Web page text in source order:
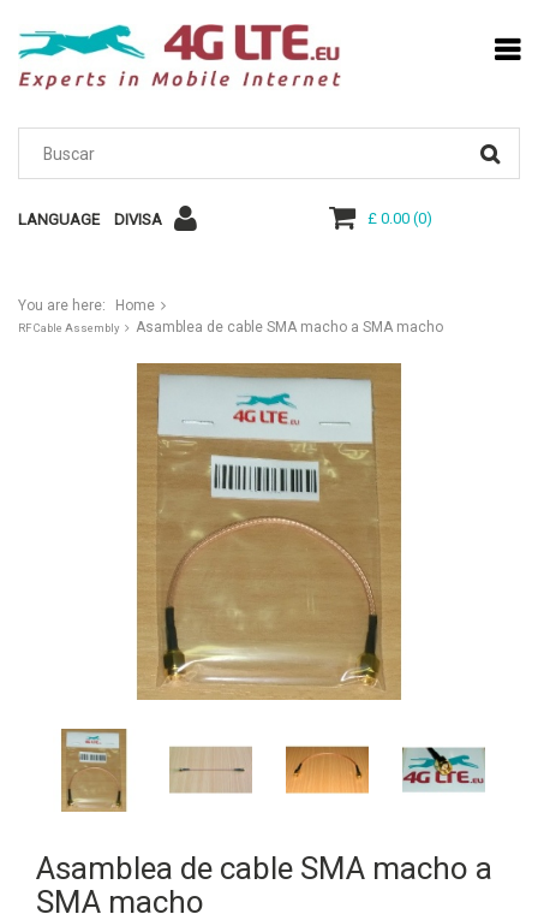
LANGUAGE DIVISA £ 0.00(0)
You are here: Home
RF Cable Assembly Asamblea de cable SMA macho a SMA macho
Asamblea de cable SMA macho a
SMA macho